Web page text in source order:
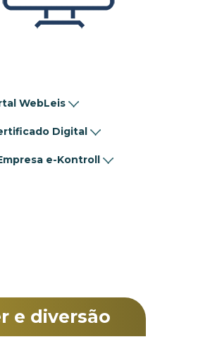
WebLeis
Digital
e-Kontroll
e diversão